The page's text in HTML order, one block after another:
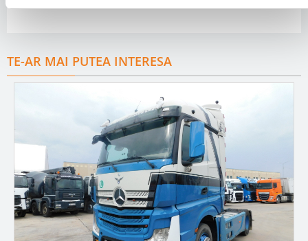
TE-AR MAI PUTEA INTERESA